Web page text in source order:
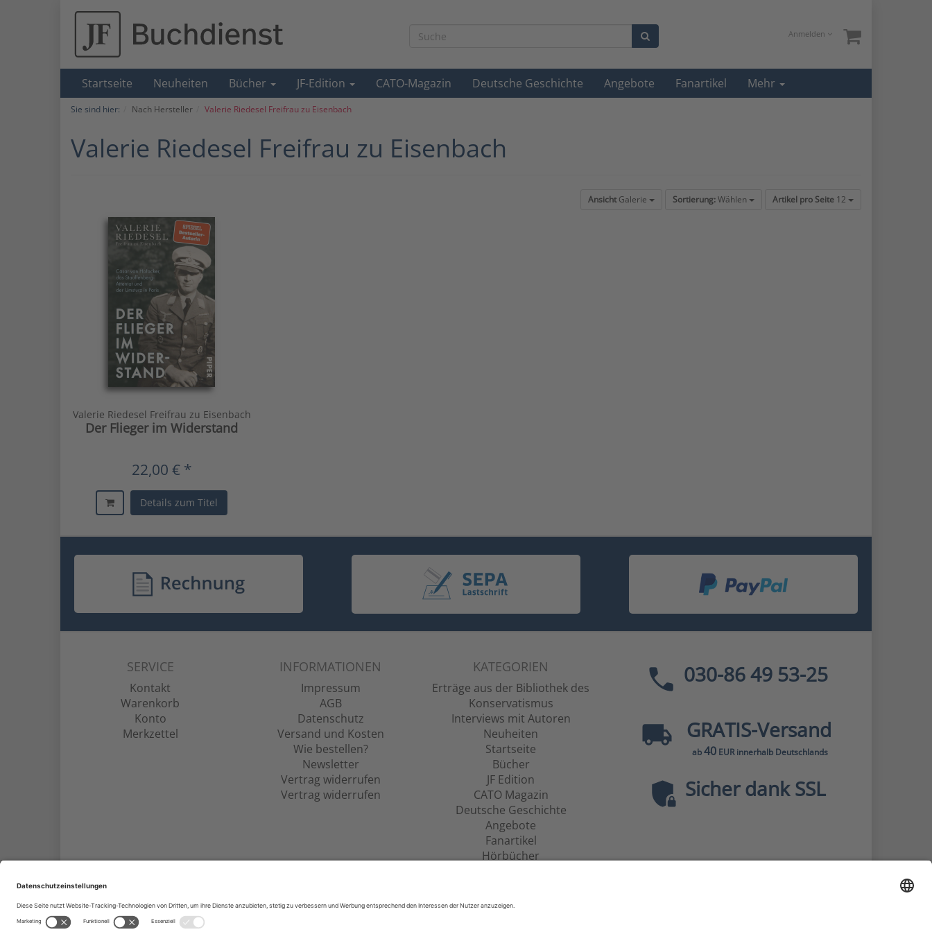
Anmelden
Startseite Neuheiten Bücher JF-Edition CATO-Magazin Deutsche Geschichte Angebote Fanartikel Mehr
Sie sind hier: Nach Hersteller Valerie Riedesel Freifrau zu Eisenbach
Valerie Riedesel Freifrau zu Eisenbach
AnsichtGalerie Sortierung:Wählen Artikel pro Seite 12
Valerie Riedesel Freifrau zu Eisenbach
Der Flieger im Widerstand
22,00 € *
Details zum Titel
SERVICE
Kontakt
Warenkorb
Konto
Merkzettel
INFORMATIONEN
Impressum
AGB
Datenschutz
Versand und Kosten
Wie bestellen?
Newsletter
Vertrag widerrufen
Vertrag widerrufen
KATEGORIEN
Erträge aus der Bibliothek des
Konservatismus
Interviews mit Autoren
Neuheiten
Startseite
Bücher
JF Edition
CATO Magazin
Deutsche Geschichte
Angebote
Fanartikel
Hörbücher
030-86 49 53-25
GRATIS-Versand
ab40EUR innerhalb Deutschlands
Sicher dank SSL